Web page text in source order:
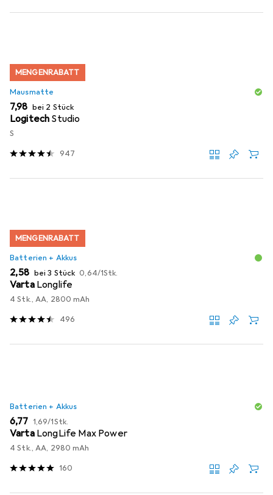
MENGENRABATT
Mausmatte
EUR
7,98 bei 2 Stück
Logitech Studio
S
947
MENGENRABATT
Batterien + Akkus
EUR
2,58 bei 3 Stück EUR
0,64/1Stk.
Varta Longlife
4 Stk., AA, 2800 mAh
496
Batterien + Akkus
EUR
6,77 EUR
1,69/1Stk.
Varta LongLife Max Power
4 Stk., AA, 2980 mAh
160